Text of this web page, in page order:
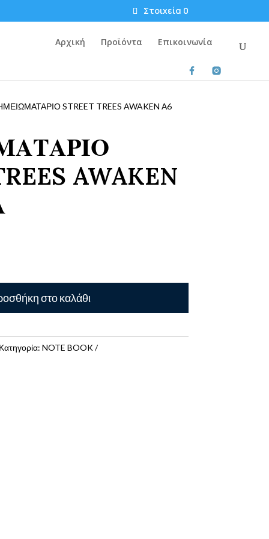
Στοιχεία 0
Αρχική Προϊόντα Επικοινωνία
STREET TREES AWAKEN Α6
AWAKEN
στο καλάθι
NOTE BOOK